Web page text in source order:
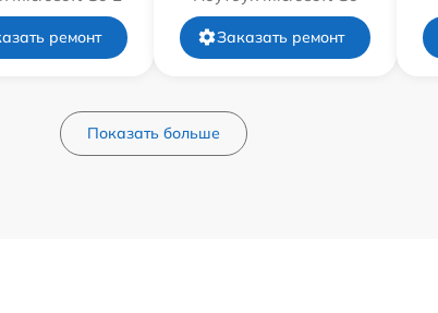
ремонт Заказать ремонт
Показать больше